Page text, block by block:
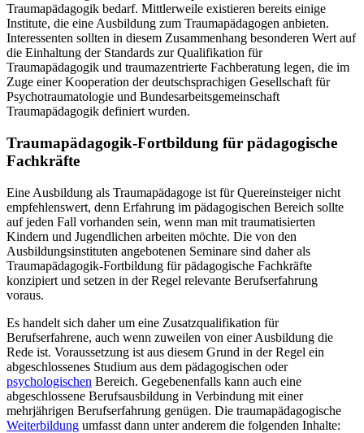
Traumapädagogik bedarf. Mittlerweile existieren bereits einige
Institute, die eine Ausbildung zum Traumapädagogen anbieten.
Interessenten sollten in diesem Zusammenhang besonderen Wert auf
die Einhaltung der Standards zur Qualifikation für
Traumapädagogik und traumazentrierte Fachberatung legen, die im
Zuge einer Kooperation der deutschsprachigen Gesellschaft für
Psychotraumatologie und Bundesarbeitsgemeinschaft
Traumapädagogik definiert wurden.
Traumapädagogik-Fortbildung für pädagogische
Fachkräfte
Eine Ausbildung als Traumapädagoge ist für Quereinsteiger nicht
empfehlenswert, denn Erfahrung im pädagogischen Bereich sollte
auf jeden Fall vorhanden sein, wenn man mit traumatisierten
Kindern und Jugendlichen arbeiten möchte. Die von den
Ausbildungsinstituten angebotenen Seminare sind daher als
Traumapädagogik-Fortbildung für pädagogische Fachkräfte
konzipiert und setzen in der Regel relevante Berufserfahrung
voraus.
Es handelt sich daher um eine Zusatzqualifikation für
Berufserfahrene, auch wenn zuweilen von einer Ausbildung die
Rede ist. Voraussetzung ist aus diesem Grund in der Regel ein
abgeschlossenes Studium aus dem pädagogischen oder
psychologischen Bereich. Gegebenenfalls kann auch eine
abgeschlossene Berufsausbildung in Verbindung mit einer
mehrjährigen Berufserfahrung genügen. Die traumapädagogische
Weiterbildung umfasst dann unter anderem die folgenden Inhalte: